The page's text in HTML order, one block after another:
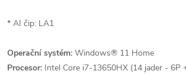
* AI čip: LA1
Operační systém: Windows® 11 Home
Procesor: Intel Core i7-13650HX (14 jader - 6P